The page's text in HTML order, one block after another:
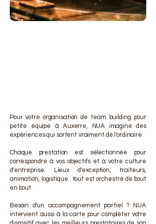
Pour votre organisation de team building pour
petite équipe à Auxerre, NUA imagine des
expériences qui sortent vraiment de l'ordinaire.
Chaque prestation est sélectionnée pour
correspondre à vos objectifs et à votre culture
d'entreprise. Lieux d'exception, traiteurs,
animation, logistique : tout est orchestré de bout
en bout.
Besoin d'un accompagnement partiel ? NUA
intervient aussi à la carte pour compléter votre